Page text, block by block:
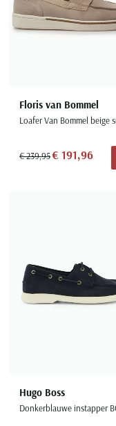
Floris van Bommel
€ 239,95€ 191,96
Hugo Boss